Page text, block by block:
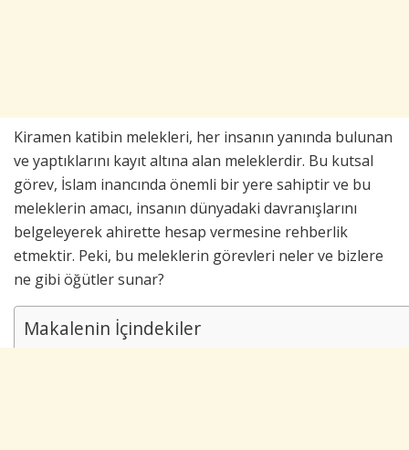
Kiramen katibin melekleri, her insanın yanında bulunan
ve yaptıklarını kayıt altına alan meleklerdir. Bu kutsal
görev, İslam inancında önemli bir yere sahiptir ve bu
meleklerin amacı, insanın dünyadaki davranışlarını
belgeleyerek ahirette hesap vermesine rehberlik
etmektir. Peki, bu meleklerin görevleri neler ve bizlere
ne gibi öğütler sunar?
Makalenin İçindekiler